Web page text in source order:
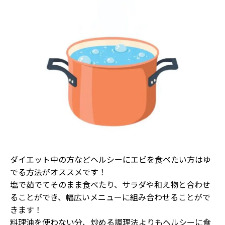
ダイエット中の方などヘルシーにエビを食べたい方はゆ
でる方法がオススメです！
塩で茹でてそのまま食べたり、サラダや和え物と合わせ
ることができ、幅広いメニューに組み合わせることがで
きます！
料理油を使わない分、炒める調理法よりもヘルシーに食